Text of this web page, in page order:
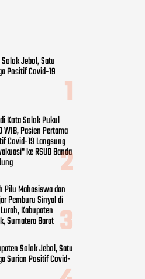
Jebol, Satu
Positif Covid-19
Kota Solok Pukul
WIB, Pasien Pertama
Covid-19 Langsung
ke RSUD Banda
Pilu Mahasiswa dan
Pemburu Sinyal di
Kabupaten
Sumatera Barat
Solok Jebol, Satu
Surian Positif Covid-